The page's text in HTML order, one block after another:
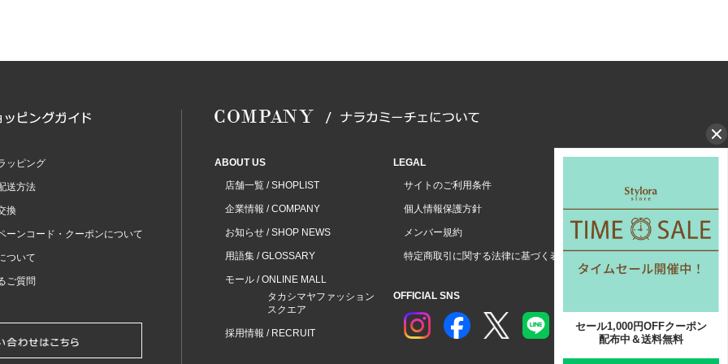
ッピング
送方法
換
ーンコード・クーポンについて
ついて
ご質問
ABOUT US
店舗一覧 / SHOPLIST
企業情報 / COMPANY
お知らせ / SHOP NEWS
用語集 / GLOSSARY
モール / ONLINE MALL
タカシマヤファッション
スクエア
採用情報 / RECRUIT
LEGAL
サイトのご利用条件
個人情報保護方針
メンバー規約
特定商取引に関する法律に基づく表示
OFFICIAL SNS
セール1,000円OFFクーポン
配布中＆送料無料